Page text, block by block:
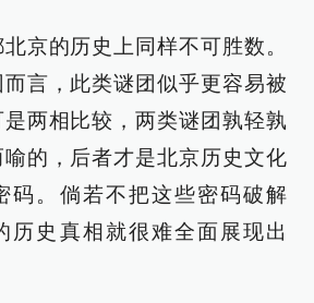
京的历史上同样不可胜数。
言，此类谜团似乎更容易被
两相比较，两类谜团孰轻孰
的，后者才是北京历史文化
码。倘若不把这些密码破解
历史真相就很难全面展现出